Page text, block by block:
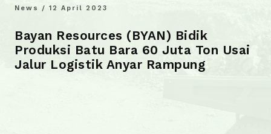
News / 12 April 2023
Bayan Resources (BYAN) Bidik
Produksi Batu Bara 60 Juta Ton Usai
Jalur Logistik Anyar Rampung